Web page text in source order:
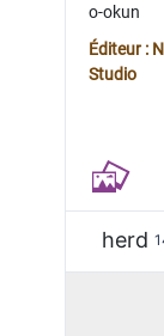
o-okun
Éditeur :
Studio
herd